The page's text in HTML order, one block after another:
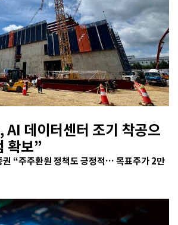
AI 데이터센터 조기 착공으
확보”
“주주환원 정책도 긍정적… 목표주가 2만